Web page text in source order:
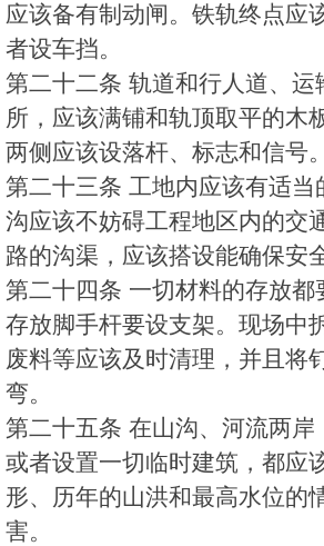
应该备有制动闸。铁轨终点应
者设车挡。
第二十二条 轨道和行人道、运
所，应该满铺和轨顶取平的木
两侧应该设落杆、标志和信号。
第二十三条 工地内应该有适当
沟应该不妨碍工程地区内的交
路的沟渠，应该搭设能确保安
第二十四条 一切材料的存放都
存放脚手杆要设支架。现场中
废料等应该及时清理，并且将
弯。
第二十五条 在山沟、河流两岸
或者设置一切临时建筑，都应
形、历年的山洪和最高水位的
害。